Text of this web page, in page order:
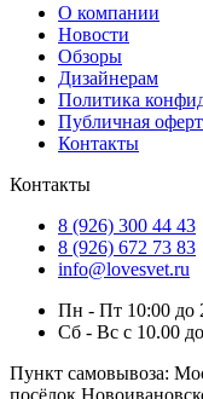
О компании
Новости
Обзоры
Дизайнерам
Политика
Публичная
Контакты
Контакты
8 (926) 300 44 43
8 (926) 672 73 83
info@lovesvet.ru
Пн - Пт 10:00 до
Сб - Вс с 10.00
Пункт самовывоза:
посёлок